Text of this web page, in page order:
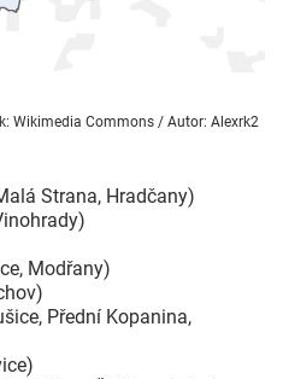
Wikimedia Commons / Autor: Alexrk2
Strana, Hradčany)
Modřany)
Přední Kopanina,